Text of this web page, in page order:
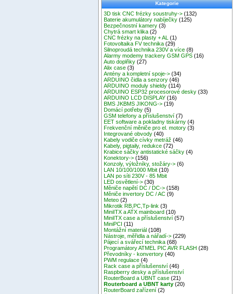
Kategorie
3D tisk CNC frézky soustruhy-> (132)
Baterie akumulátory nabíječky (125)
Bezpečnostní kamery (3)
Chytrá smart klika (2)
CNC frézky na plasty + AL
(1)
Fotovoltaika FV technika (29)
Silnoproudá technika 230V a více (8)
Alarmy modemy trackery GSM GPS (16)
Auto doplňky (27)
Alix case (3)
Antény a kompletní spoje-> (34)
ARDUINO čidla a senzory (46)
ARDUINO moduly shieldy (114)
ARDUINO ESP32 procesorové desky (33)
ARDUINO LCD DISPLAY (16)
BMS JKBMS JIKONG-> (19)
Domácí potřeby (5)
GSM telefony a příslušenství (7)
EET software a pokladny tiskárny (4)
Frekvenční měniče pro el. motory (3)
Integrované obvody (40)
Kabely vodiče cívky metráž (46)
Kabely, pigtaily, redukce (72)
Krabice sáčky antistatické sáčky (4)
Konektory-> (156)
Konzoly, výložníky, stožáry-> (6)
LAN 10/100/1000 Mbit (10)
LAN po síti 230V - 85 Mbit
LED osvětlení-> (30)
Měniče napětí DC / DC-> (158)
Měniče invertory DC / AC (9)
Meteo (2)
Mikrotik RB,PC,Tp-link (3)
MiniITX a ATX mainboard (10)
MiniITX case a příslušenství (57)
MiniPCI (11)
Montážní materiál (108)
Nástroje, měřidla a nářadí-> (229)
Pájecí a svářecí technika (68)
Programátory ATMEL PIC AVR FLASH (28)
Převodníky - konvertory (40)
PWM regulace (4)
Rack case a příslušenství (46)
Raspberry desky a příslušenství
RouterBoard a UBNT case (21)
Routerboard a UBNT karty (20)
RouterBoard zařízení (2)